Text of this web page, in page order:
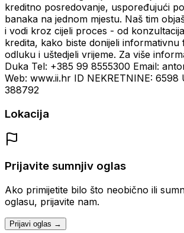
kreditno posredovanje, uspoređujući
banaka na jednom mjestu. Naš tim
i vodi kroz cijeli proces - od
kredita, kako biste donijeli informativnu
odluku i uštedjeli vrijeme. Za više
Duka Tel: +385 99 8555300 Email:
Web: www.ii.hr ID NEKRETNINE: 6598
388792
Lokacija
Prijavite sumnjiv oglas
Ako primijetite bilo što neobično ili
oglasu, prijavite nam.
Prijavi oglas →